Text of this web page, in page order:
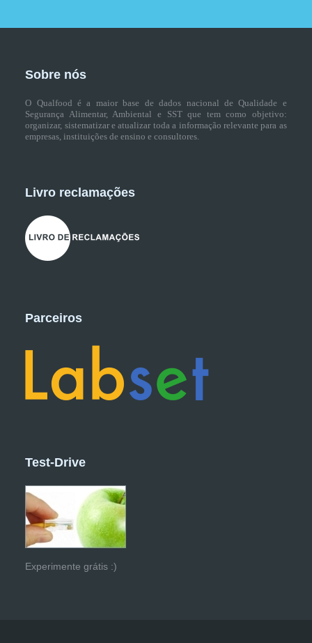
Sobre nós
O Qualfood é a maior base de dados nacional de Qualidade e
Segurança Alimentar, Ambiental e SST que tem como objetivo:
organizar, sistematizar e atualizar toda a informação relevante para as
empresas, instituições de ensino e consultores.
Livro reclamações
Parceiros
Test-Drive
Experimente grátis :)